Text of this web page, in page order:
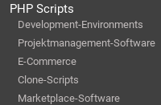
PHP Scripts
Development-Environments
Projektmanagement-Software
E-Commerce
Clone-Scripts
Marketplace-Software